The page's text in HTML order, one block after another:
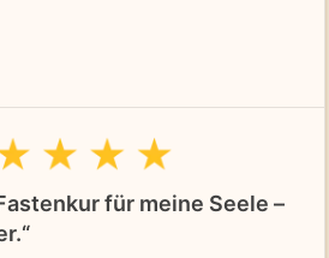
für meine Seele –